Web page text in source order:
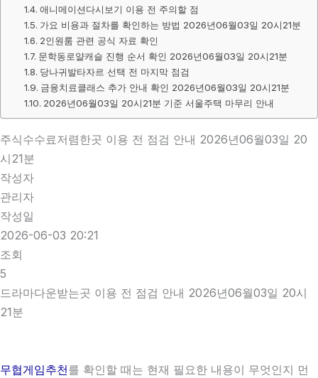
애니메이션다시보기 이용 전 주의할 점
가요 비용과 절차를 확인하는 방법 2026년06월03일 20시21분
2인원룸 관련 공식 자료 확인
문학동로얄캐슬 진행 순서 확인 2026년06월03일 20시21분
당나귀발타자르 선택 전 마지막 점검
금융치료클래스 추가 안내 확인 2026년06월03일 20시21분
2026년06월03일 20시21분 기준 서울주택 마무리 안내
주식수수료저렴한곳 이용 전 점검 안내 2026년06월03일 20
시21분
작성자
관리자
작성일
2026-06-03 20:21
조회
5
드라마다운받는곳 이용 전 점검 안내 2026년06월03일 20시
21분
무협게임추천를 확인할 때는 현재 필요한 내용이 무엇인지 먼